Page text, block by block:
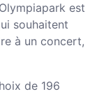
est
souhaitent
à un concert,
de 196